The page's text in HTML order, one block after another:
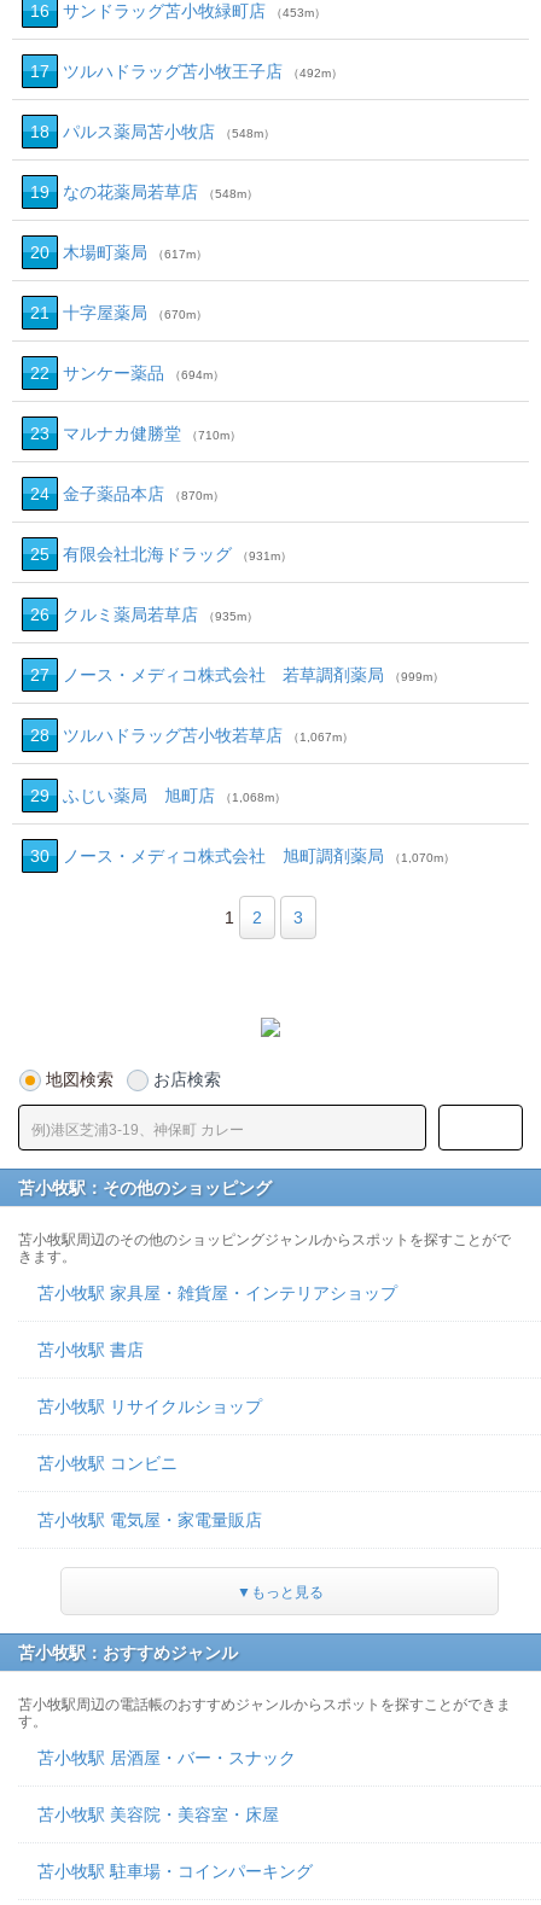
16 サンドラッグ苫小牧緑町店 （453m）
17 ツルハドラッグ苫小牧王子店 （492m）
18 パルス薬局苫小牧店 （548m）
19 なの花薬局若草店 （548m）
20 木場町薬局 （617m）
21 十字屋薬局 （670m）
22 サンケー薬品 （694m）
23 マルナカ健勝堂 （710m）
24 金子薬品本店 （870m）
25 有限会社北海ドラッグ （931m）
26 クルミ薬局若草店 （935m）
27 ノース・メディコ株式会社 若草調剤薬局 （999m）
28 ツルハドラッグ苫小牧若草店 （1,067m）
29 ふじい薬局 旭町店 （1,068m）
30 ノース・メディコ株式会社 旭町調剤薬局 （1,070m）
1 2 3
地図検索 お店検索
苫小牧駅：その他のショッピング
苫小牧駅周辺のその他のショッピングジャンルからスポットを探すことがで
きます。
苫小牧駅 家具屋・雑貨屋・インテリアショップ
苫小牧駅 書店
苫小牧駅 リサイクルショップ
苫小牧駅 コンビニ
苫小牧駅 電気屋・家電量販店
▼もっと見る
苫小牧駅：おすすめジャンル
苫小牧駅周辺の電話帳のおすすめジャンルからスポットを探すことができま
す。
苫小牧駅 居酒屋・バー・スナック
苫小牧駅 美容院・美容室・床屋
苫小牧駅 駐車場・コインパーキング